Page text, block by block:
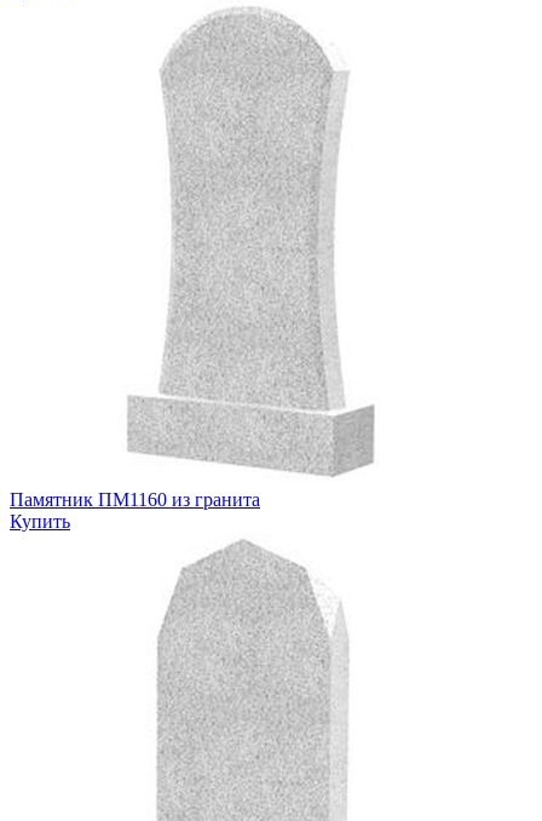
Памятник ПМ1160 из гранита
Купить